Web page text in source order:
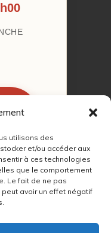
utilisons des
et/ou accéder aux
à ces technologies
que le comportement
Le fait de ne pas
avoir un effet négatif
Feu 77